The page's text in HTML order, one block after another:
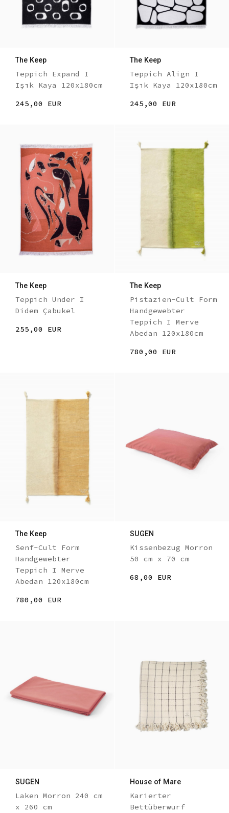
The Keep
Teppich Expand I
Işık Kaya 120x180cm
245,00 EUR
The Keep
Teppich Align I
Işık Kaya 120x180cm
245,00 EUR
The Keep
Teppich Under I
Didem Çabukel
255,00 EUR
The Keep
Pistazien-Cult Form
Handgewebter
Teppich I Merve
Abedan 120x180cm
780,00 EUR
The Keep
Senf-Cult Form
Handgewebter
Teppich I Merve
Abedan 120x180cm
780,00 EUR
SUGEN
Kissenbezug Morron
50 cm x 70 cm
68,00 EUR
SUGEN
Laken Morron 240 cm
x 260 cm
House of Mare
Karierter
Bettüberwurf